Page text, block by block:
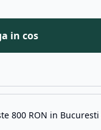
in cos
800 RON in